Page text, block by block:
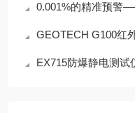
0.001%的精准预警——新宇宙
GEOTECH G100红
EX715防爆静电测试